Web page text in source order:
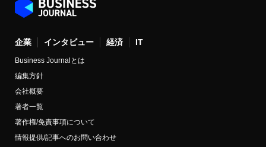
企業 インタビュー 経済 IT
Business Journalとは
編集方針
会社概要
著者一覧
著作権/免責事項について
情報提供/記事へのお問い合わせ